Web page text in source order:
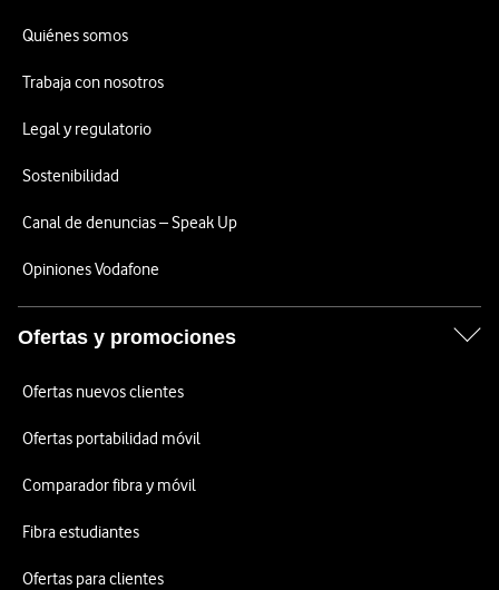
Quiénes somos
Trabaja con nosotros
Legal y regulatorio
Sostenibilidad
Canal de denuncias – Speak Up
Opiniones Vodafone
Ofertas y promociones
Ofertas nuevos clientes
Ofertas portabilidad móvil
Comparador fibra y móvil
Fibra estudiantes
Ofertas para clientes